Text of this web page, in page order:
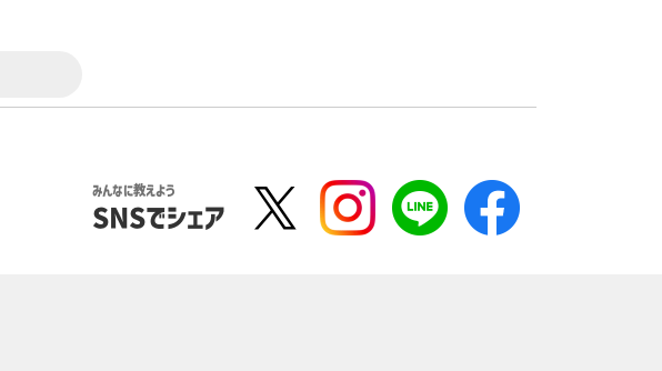
みんなに教えよう
SNSでシェア